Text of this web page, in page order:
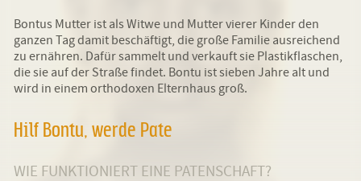
Bontus Mutter ist als Witwe und Mutter vierer Kinder den
ganzen Tag damit beschäftigt, die große Familie ausreichend
zu ernähren. Dafür sammelt und verkauft sie Plastikflaschen,
die sie auf der Straße findet. Bontu ist sieben Jahre alt und
wird in einem orthodoxen Elternhaus groß.
Hilf Bontu, werde Pate
WIE FUNKTIONIERT EINE PATENSCHAFT?